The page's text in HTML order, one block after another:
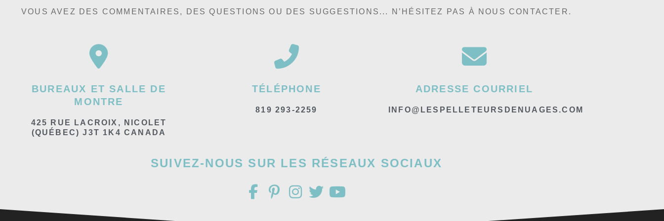
VOUS AVEZ DES COMMENTAIRES, DES QUESTIONS OU DES SUGGESTIONS... N’HÉSITEZ PAS À NOUS CONTACTER.
BUREAUX ET SALLE DE
MONTRE
425 RUE LACROIX, NICOLET
(QUÉBEC) J3T 1K4 CANADA
TÉLÉPHONE
819 293-2259
ADRESSE COURRIEL
INFO@LESPELLETEURSDENUAGES.COM
SUIVEZ-NOUS SUR LES RÉSEAUX SOCIAUX